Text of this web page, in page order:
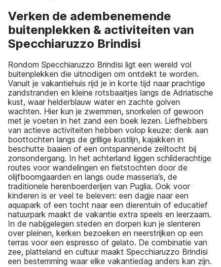
Verken de adembenemende
buitenplekken & activiteiten van
Specchiaruzzo Brindisi
Rondom Specchiaruzzo Brindisi ligt een wereld vol
buitenplekken die uitnodigen om ontdekt te worden.
Vanuit je vakantiehuis rijd je in korte tijd naar prachtige
zandstranden en kleine rotsbaaitjes langs de Adriatische
kust, waar helderblauw water en zachte golven
wachten. Hier kun je zwemmen, snorkelen of gewoon
met je voeten in het zand een boek lezen. Liefhebbers
van actieve activiteiten hebben volop keuze: denk aan
boottochten langs de grillige kustlijn, kajakken in
beschutte baaien of een ontspannende zeiltocht bij
zonsondergang. In het achterland liggen schilderachtige
routes voor wandelingen en fietstochten door de
olijfboomgaarden en langs oude masseria’s, de
traditionele herenboerderijen van Puglia. Ook voor
kinderen is er veel te beleven: een dagje naar een
aquapark of een tocht naar een dierentuin of educatief
natuurpark maakt de vakantie extra speels en leerzaam.
In de nabijgelegen steden en dorpen kun je slenteren
over pleinen, kerken bezoeken en neerstrijken op een
terras voor een espresso of gelato. De combinatie van
zee, platteland en cultuur maakt Specchiaruzzo Brindisi
een bestemming waar elke vakantiedag anders kan zijn.